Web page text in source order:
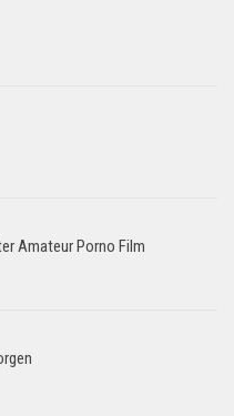
Amateur Porno Film